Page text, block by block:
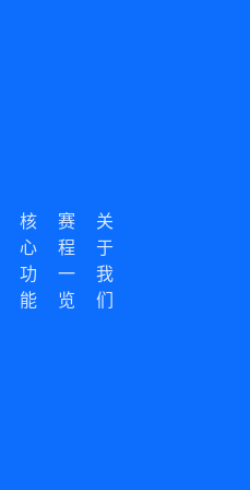
核
心
功
能
赛
程
一
览
关
于
我
们